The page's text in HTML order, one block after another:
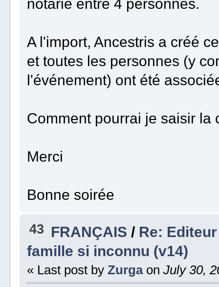
A l'import, Ancestris a créé
et toutes les personnes (y
l'événement) ont été
Comment pourrai je saisir la
Merci
Bonne soirée
43 FRANÇAIS / Re:
famille si inconnu (v14)
« Last post by Zurga on July 30,